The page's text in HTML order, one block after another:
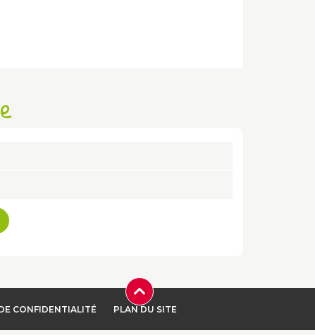
CONFIDENTIALITÉ PLAN DU SITE